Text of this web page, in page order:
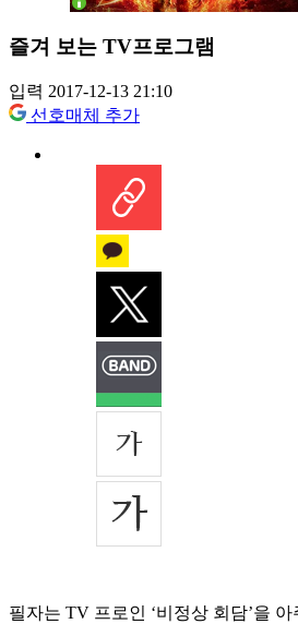
즐겨 보는 TV프로그램
입력 2017-12-13 21:10
선호매체 추가
필자는 TV 프로인 ‘비정상 회담’을